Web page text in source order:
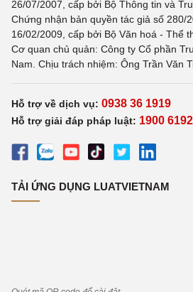
26/07/2007, cấp bởi Bộ Thông tin và
Chứng nhận bản quyền tác giả số 280/
16/02/2009, cấp bởi Bộ Văn hoá - Thể
Cơ quan chủ quản: Công ty Cổ phần
Nam. Chịu trách nhiệm: Ông Trần Văn
Hỗ trợ về dịch vụ: 0938 36 1919
Hỗ trợ giải đáp pháp luật: 1900 6192
TẢI ỨNG DỤNG LUATVIETNAM